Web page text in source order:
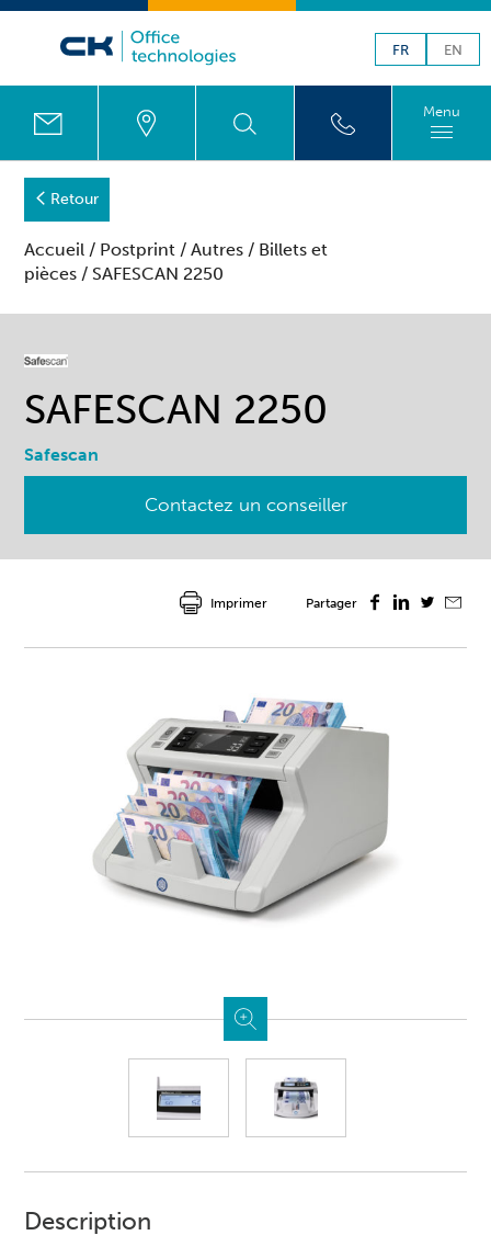
FR EN
Menu
Retour
Accueil / Postprint /Autres / Billets et
pièces / SAFESCAN 2250
SAFESCAN 2250
Safescan
Contactez un conseiller
Partager
Imprimer
Description